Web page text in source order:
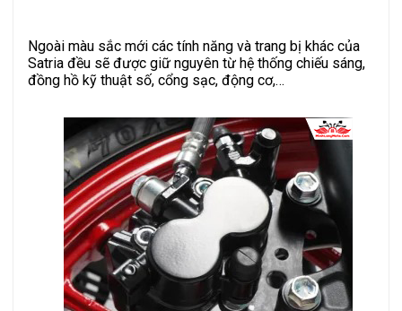
Ngoài màu sắc mới các tính năng và trang bị khác của
Satria đều sẽ được giữ nguyên từ hệ thống chiếu sáng,
đồng hồ kỹ thuật số, cổng sạc, động cơ,…